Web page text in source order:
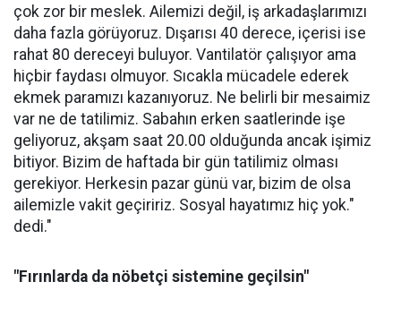
çok zor bir meslek. Ailemizi değil, iş arkadaşlarımızı
daha fazla görüyoruz. Dışarısı 40 derece, içerisi ise
rahat 80 dereceyi buluyor. Vantilatör çalışıyor ama
hiçbir faydası olmuyor. Sıcakla mücadele ederek
ekmek paramızı kazanıyoruz. Ne belirli bir mesaimiz
var ne de tatilimiz. Sabahın erken saatlerinde işe
geliyoruz, akşam saat 20.00 olduğunda ancak işimiz
bitiyor. Bizim de haftada bir gün tatilimiz olması
gerekiyor. Herkesin pazar günü var, bizim de olsa
ailemizle vakit geçiririz. Sosyal hayatımız hiç yok."
dedi."
"Fırınlarda da nöbetçi sistemine geçilsin"